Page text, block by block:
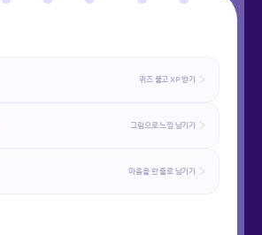
퀴즈 풀고 XP 받기
그림으로 느낌 남기기
마음을 한 줄로 남기기